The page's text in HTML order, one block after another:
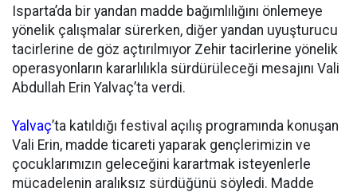
Isparta’da bir yandan madde bağımlılığını önlemeye
yönelik çalışmalar sürerken, diğer yandan uyuşturucu
tacirlerine de göz açtırılmıyor Zehir tacirlerine yönelik
operasyonların kararlılıkla sürdürüleceği mesajını Vali
Abdullah Erin Yalvaç’ta verdi.
Yalvaç’ta katıldığı festival açılış programında konuşan
Vali Erin, madde ticareti yaparak gençlerimizin ve
çocuklarımızın geleceğini karartmak isteyenlerle
mücadelenin aralıksız sürdüğünü söyledi. Madde